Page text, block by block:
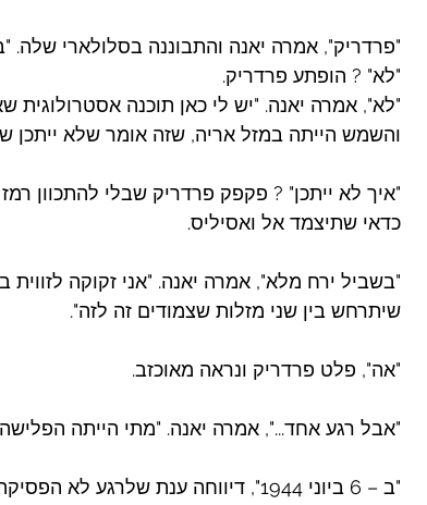
"פרדריק", אמרה יאנה והתבוננה בסלולארי שלה. "ב – 1 באוגוסט של שנת 1940 לא היה ירח
"לא" ? הופתע פרדריק.
"לא", אמרה יאנה. "יש לי כאן תוכנה
והשמש הייתה במזל אריה, שזה אומר שלא ייתכן
"איך לא ייתכן" ? פקפק פרדריק שבלי להתכוון
כדאי שתיצמד אל ואסיליס.
שיתרחש בין שני מזלות שצמודים זה לזה".
"אה", פלט פרדריק ונראה מאוכזב.
"אבל רגע אחד...", אמרה יאנה. "מתי הייתה
"ב – 6 ביוני 1944", דיווחה ענת שלרגע לא הפסיקה לגלוש.